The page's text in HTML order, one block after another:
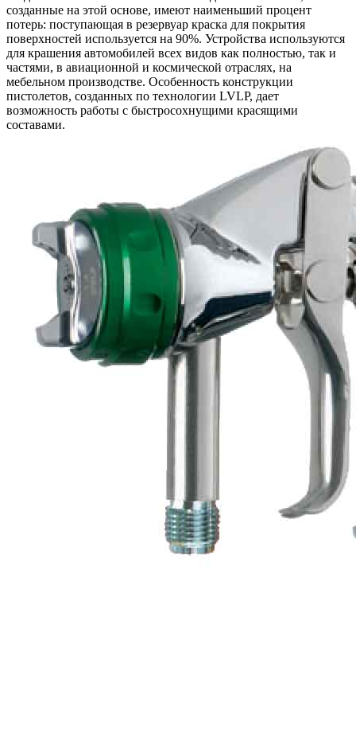
созданные на этой основе, имеют наименьший процент
потерь: поступающая в резервуар краска для покрытия
поверхностей используется на 90%. Устройства используются
для крашения автомобилей всех видов как полностью, так и
частями, в авиационной и космической отраслях, на
мебельном производстве. Особенность конструкции
пистолетов, созданных по технологии LVLP, дает
возможность работы с быстросохнущими красящими
составами.